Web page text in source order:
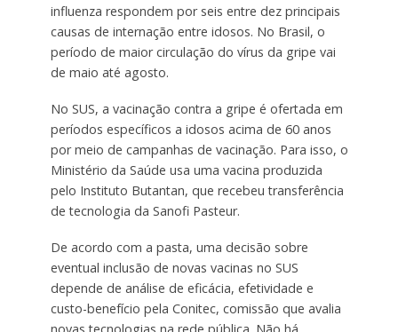
influenza respondem por seis entre dez principais
causas de internação entre idosos. No Brasil, o
período de maior circulação do vírus da gripe vai
de maio até agosto.
No SUS, a vacinação contra a gripe é ofertada em
períodos específicos a idosos acima de 60 anos
por meio de campanhas de vacinação. Para isso, o
Ministério da Saúde usa uma vacina produzida
pelo Instituto Butantan, que recebeu transferência
de tecnologia da Sanofi Pasteur.
De acordo com a pasta, uma decisão sobre
eventual inclusão de novas vacinas no SUS
depende de análise de eficácia, efetividade e
custo-benefício pela Conitec, comissão que avalia
novas tecnologias na rede pública. Não há